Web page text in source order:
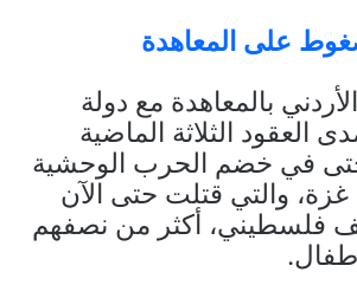
على المعاهدة
بالمعاهدة مع دولة
العقود الثلاثة الماضية
في خضم الحرب الوحشية
غزة، والتي قتلت حتى الآن
من 43 ألف فلسطيني، أكثر من نصفهم